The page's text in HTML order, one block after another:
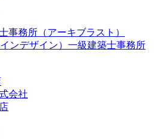
事務所（アーキブラスト）
ンデザイン）一級建築士事務所
会社